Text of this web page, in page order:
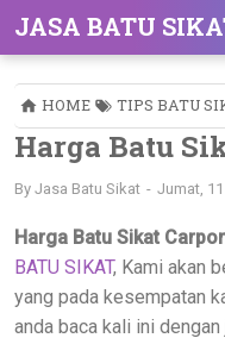
JASA BATU
HOME TIPS BATU
Harga Batu
By Jasa Batu Sikat Jumat,
Harga Batu Sikat
BATU SIKAT, Kami akan
yang pada kesempatan
anda baca kali ini